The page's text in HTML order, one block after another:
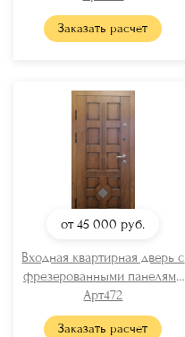
Заказать расчет
от 45 000 руб.
Входная квартирная дверь с
фрезерованными панелями
МДФ
Арт472
Заказать расчет